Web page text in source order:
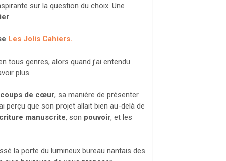
sur la question du choix. Une
Les Jolis Cahiers.
tous genres, alors quand j’ai entendu
plus.
coups de cœur, sa manière de présenter
perçu que son projet allait bien au-delà de
manuscrite, son pouvoir, et les
la porte du lumineux bureau nantais des